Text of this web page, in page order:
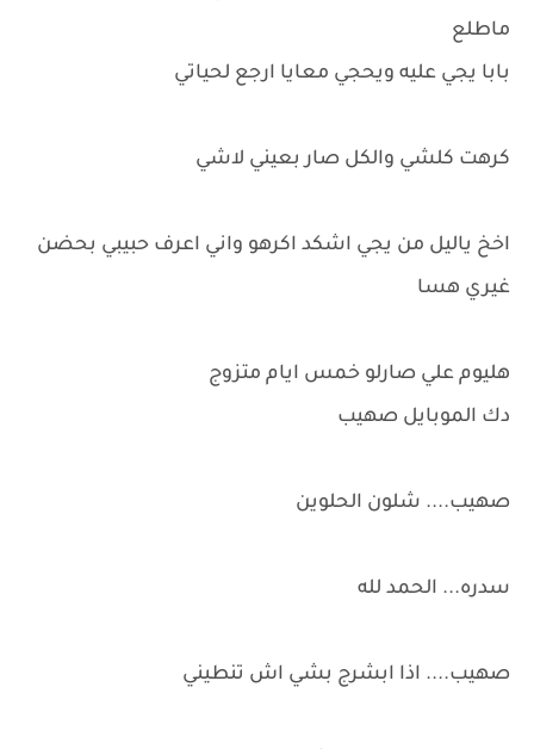
ماطلع
بابا يجي عليه ويحجي معايا ارجع لحياتي
كرهت كلشي والكل صار بعيني لاشي
اخخ ياليل من يجي اشكد اكرهو واني اعرف حبيبي بحضن
غيري هسا
هليوم علي صارلو خمس ايام متزوج
دك الموبايل صهيب
صهيب.... شلون الحلوين
سدره... الحمد لله
صهيب.... اذا ابشرج بشي اش تنطيني